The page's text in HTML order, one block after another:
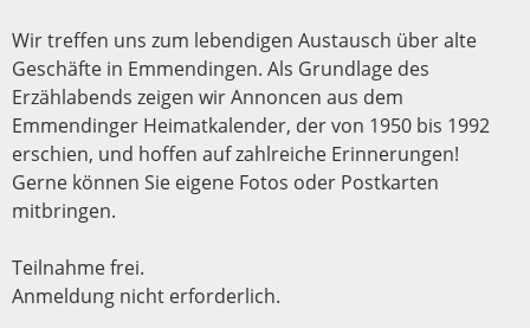
Wir treffen uns zum lebendigen Austausch über alte
Geschäfte in Emmendingen. Als Grundlage des
Erzählabends zeigen wir Annoncen aus dem
Emmendinger Heimatkalender, der von 1950 bis 1992
erschien, und hoffen auf zahlreiche Erinnerungen!
Gerne können Sie eigene Fotos oder Postkarten
mitbringen.
Teilnahme frei.
Anmeldung nicht erforderlich.